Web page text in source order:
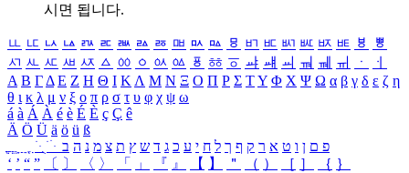
시면 됩니다.
ㅥ ㅦ ㅧ ㅨ ㅩ ㅪ ㅫ ㅬ ㅭ ㅮ ㅯ ㅰ ㅱ ㅲ ㅳ ㅴ ㅵ ㅶ ㅷ ㅸ
ㅹ
ㅺ ㅻ ㅼ ㅽ ㅾ ㅿ ㆀ ㆁ ㆂ ㆃ ㆄ ㆅ ㆆ ㆇ ㆈ ㆉ ㆊ ㆋ ㆌ ㆍ
ㆎ
Α Β ΓΔ Ε Ζ Η Θ Ι ΚΛ Μ Ν Ξ Ο Π Ρ Σ ΤΥ Φ Χ Ψ Ω α β γ δ ε ζ η
θ ι κ λ μ ν ξ ο π ρ σ τ υ φ χ ψ ω
á à Á À é è É È ç Ç ê
Ä Ö Ü ä ö ü ß
ִֶֹ ֻּ ׁׂ פ ם ן ו ט א ר ק ף ך ל ח י ע כ ג ד ש ץ ת צ מ נ ה ב
‘ ’ “ ” 〔 〕 〈 〉 「 」 『 』 【 】 ＂ （ ） ［ ］ ｛ ｝